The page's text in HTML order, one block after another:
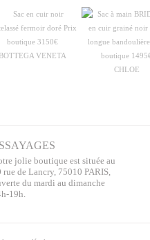
BOTTEGA VENETA
CHLOE
jolie boutique est située au
rue de Lancry, 75010 PARIS,
du mardi au dimanche
19h.